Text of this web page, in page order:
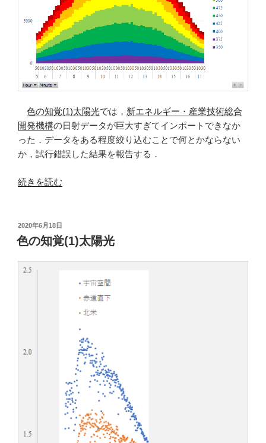
色の知覚(1)太陽光では， 新エネルギー・産業技術総合
開発機構の日射データが巨大すぎてインポートできなか
った．データをある程度絞り込むことで何とかならない
か，試行錯誤した結果を報告する．
“新
ル
ギ
産
開
陽
続きを読む
投
稿
日:
2020年6月18日
色の知覚(1)太陽光